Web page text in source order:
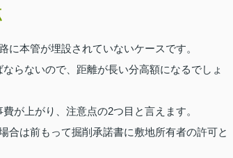
本管が埋設されていないケースです。
らないので、距離が長い分高額になるでしょ
が上がり、注意点の2つ目と言えます。
合は前もって掘削承諾書に敷地所有者の許可と